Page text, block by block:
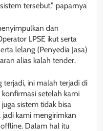
tersebut.” paparnya
dan
LPSE ikut serta
lelang (Penyedia Jasa)
alias kalah tender.
terjadi, ini malah terjadi di
konfirmasi setelah kami
sistem tidak bisa
kami mengirimkan
Dalam hal itu